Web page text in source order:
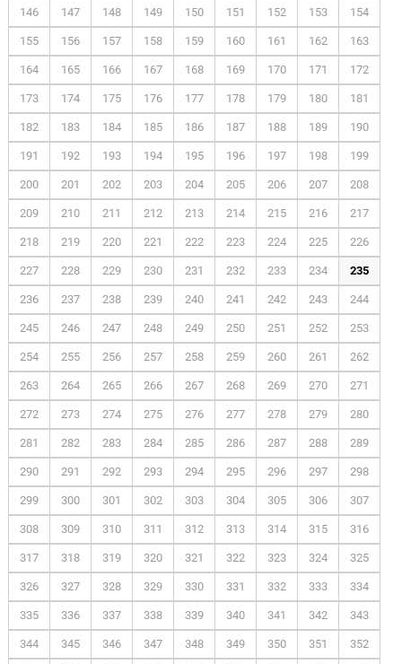
146 147 148 149 150 151 152 153 154
155 156 157 158 159 160 161 162 163
164 165 166 167 168 169 170 171 172
173 174 175 176 177 178 179 180 181
182 183 184 185 186 187 188 189 190
191 192 193 194 195 196 197 198 199
200 201 202 203 204 205 206 207 208
209 210 211 212 213 214 215 216 217
218 219 220 221 222 223 224 225 226
227 228 229 230 231 232 233 234 235
236 237 238 239 240 241 242 243 244
245 246 247 248 249 250 251 252 253
254 255 256 257 258 259 260 261 262
263 264 265 266 267 268 269 270 271
272 273 274 275 276 277 278 279 280
281 282 283 284 285 286 287 288 289
290 291 292 293 294 295 296 297 298
299 300 301 302 303 304 305 306 307
308 309 310 311 312 313 314 315 316
317 318 319 320 321 322 323 324 325
326 327 328 329 330 331 332 333 334
335 336 337 338 339 340 341 342 343
344 345 346 347 348 349 350 351 352